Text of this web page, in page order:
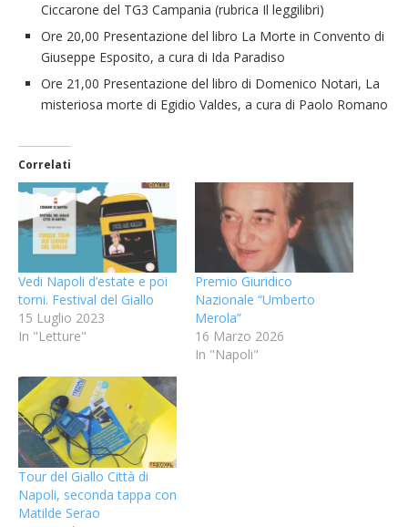
Ciccarone del TG3 Campania (rubrica Il leggilibri)
Ore 20,00 Presentazione del libro La Morte in Convento di
Giuseppe Esposito, a cura di Ida Paradiso
Ore 21,00 Presentazione del libro di Domenico Notari, La
misteriosa morte di Egidio Valdes, a cura di Paolo Romano
Correlati
Vedi Napoli d’estate e poi
torni. Festival del Giallo
15 Luglio 2023
In "Letture"
Premio Giuridico
Nazionale “Umberto
Merola”
16 Marzo 2026
In "Napoli"
Tour del Giallo Città di
Napoli, seconda tappa con
Matilde Serao